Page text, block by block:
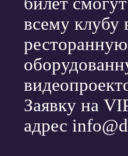
всему клубу
Заявку на
адрес